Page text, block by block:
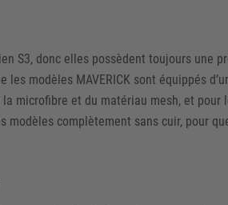
S3, donc elles possèdent toujours une
modèles MAVERICK sont équippés
microfibre et du matériau mesh, et pour
complètement sans cuir, pour